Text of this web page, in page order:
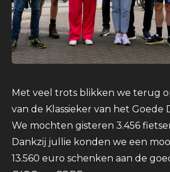
Met veel trots blikken we terug
van de Klassieker van het Goede
We mochten gisteren 3.456
Dankzij jullie konden we een
13.560 euro schenken aan de